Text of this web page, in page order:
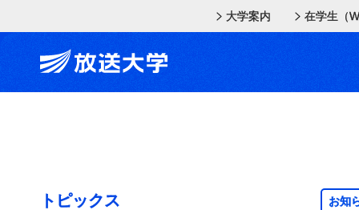
スクリーンリーダーでご覧の方へ
大学案内 在学生（
お知
トピックス